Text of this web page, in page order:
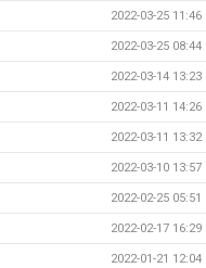
2022-03-25 11:46
2022-03-25 08:44
2022-03-14 13:23
2022-03-11 14:26
2022-03-11 13:32
2022-03-10 13:57
2022-02-25 05:51
2022-02-17 16:29
2022-01-21 12:04